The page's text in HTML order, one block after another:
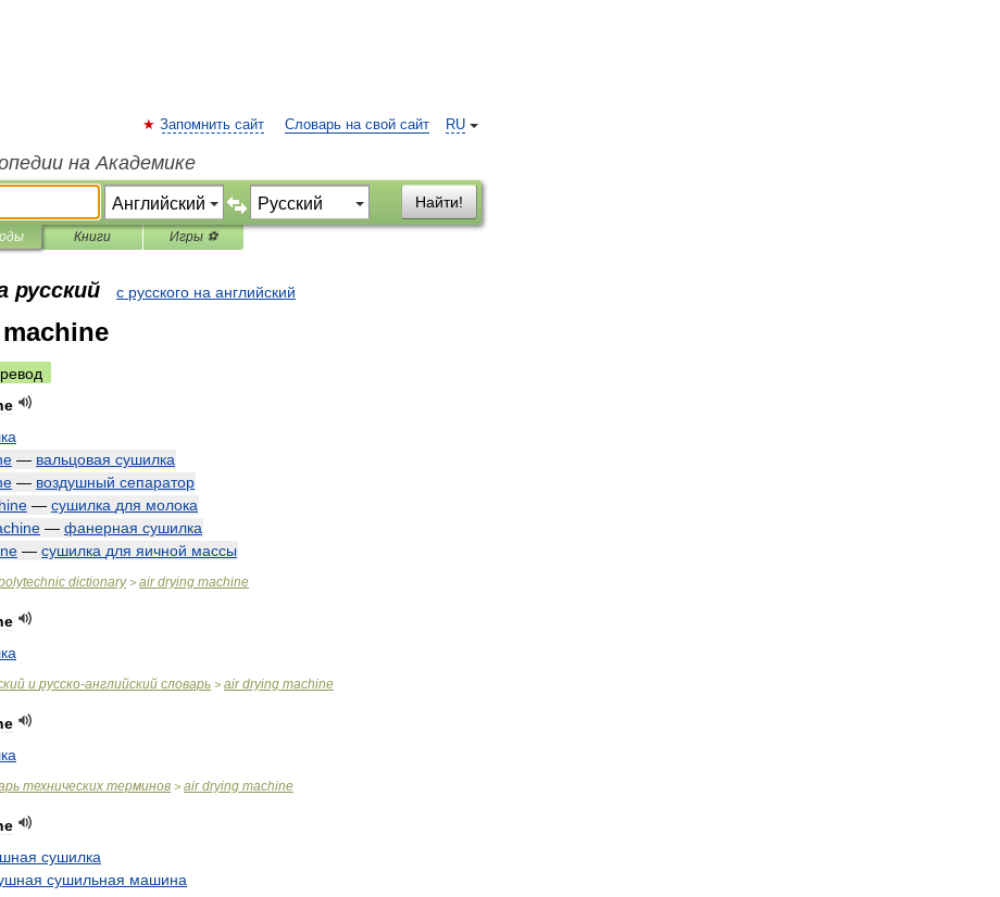
RU
Запомнить сайт Словарь на свой сайт
на Академике
Найти!
Книги Игры ⚽
русский с русского на английский
— вальцовая сушилка
— воздушный сепаратор
— сушилка для молока
— фанерная сушилка
— сушилка для яичной массы
dictionary> air drying machine
и русско-английский словарь > air drying machine
технических терминов > air drying machine
сушилка
сушильная машина